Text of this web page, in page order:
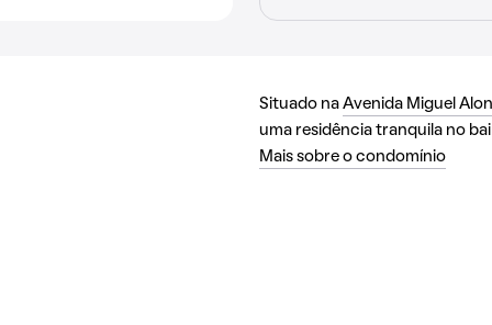
Situado na Avenida Miguel
uma residência tranquila no
Mais sobre o condomínio